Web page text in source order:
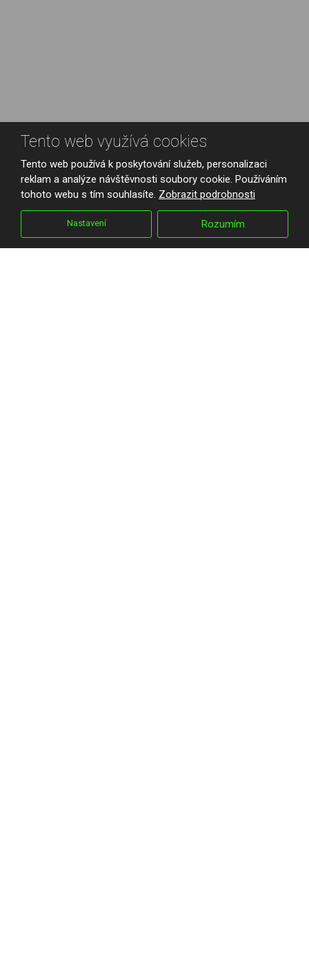
Tento web využívá cookies
Tento web používá k poskytování služeb, personalizaci
reklam a analýze návštěvnosti soubory cookie. Používáním
tohoto webu s tím souhlasíte. Zobrazit podrobnosti
Nastavení Rozumím